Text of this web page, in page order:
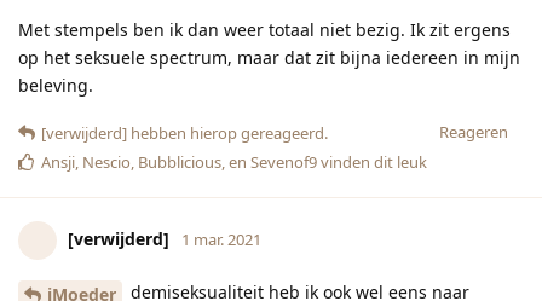
Met stempels ben ik dan weer totaal niet bezig. Ik zit ergens
op het seksuele spectrum, maar dat zit bijna iedereen in mijn
beleving.
Reageren
[verwijderd] hebben hierop gereageerd.
Ansji, Nescio, Bubblicious, en Sevenof9vinden dit leuk
[verwijderd] 1 mar. 2021
iMoeder demiseksualiteit heb ik ook wel eens naar